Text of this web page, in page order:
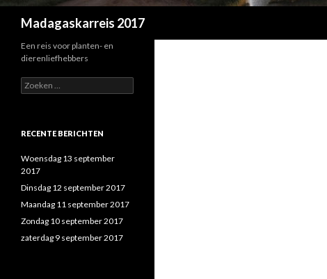
Madagaskarreis 2017
Een reis voor planten- en
dierenliefhebbers
Z
o
e
n
a
a
:
RECENTE BERICHTEN
Woensdag 13 september
2017
Dinsdag 12 september 2017
Maandag 11 september 2017
Zondag 10 september 2017
zaterdag 9 september 2017